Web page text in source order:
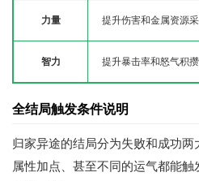
力量 提升伤害和金属资源
智力 提升暴击率和怒气积
全结局触发条件说明
归家异途的结局分为失败和成功
属性加点、甚至不同的运气都能